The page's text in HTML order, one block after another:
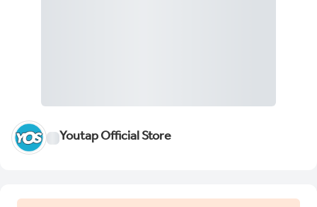
Youtap Official Store